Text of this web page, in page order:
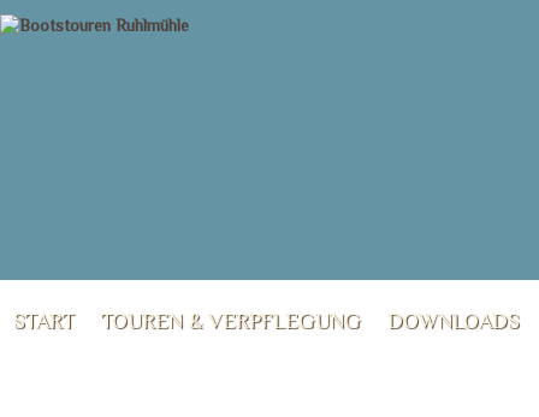
START TOUREN & VERPFLEGUNG DOWNLOADS